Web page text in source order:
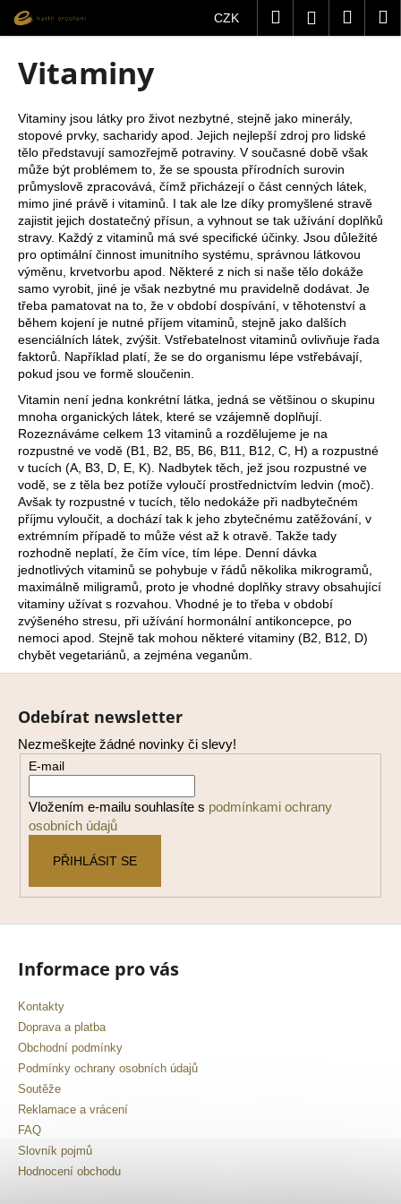
obsah
CZK HledatPřihlášení
Vitaminy
Vitaminy jsou látky pro život nezbytné, stejně jako minerály,
stopové prvky, sacharidy apod. Jejich nejlepší zdroj pro lidské
tělo představují samozřejmě potraviny. V současné době však
může být problémem to, že se spousta přírodních surovin
průmyslově zpracovává, čímž přicházejí o část cenných látek,
mimo jiné právě i vitaminů. I tak ale lze díky promyšlené stravě
zajistit jejich dostatečný přísun, a vyhnout se tak užívání doplňků
stravy. Každý z vitaminů má své specifické účinky. Jsou důležité
pro optimální činnost imunitního systému, správnou látkovou
výměnu, krvetvorbu apod. Některé z nich si naše tělo dokáže
samo vyrobit, jiné je však nezbytné mu pravidelně dodávat. Je
třeba pamatovat na to, že v období dospívání, v těhotenství a
během kojení je nutné příjem vitaminů, stejně jako dalších
esenciálních látek, zvýšit. Vstřebatelnost vitaminů ovlivňuje řada
faktorů. Například platí, že se do organismu lépe vstřebávají,
pokud jsou ve formě sloučenin.
Vitamin není jedna konkrétní látka, jedná se většinou o skupinu
mnoha organických látek, které se vzájemně doplňují.
Rozeznáváme celkem 13 vitaminů a rozdělujeme je na
rozpustné ve vodě (B1, B2, B5, B6, B11, B12, C, H) a rozpustné
v tucích (A, B3, D, E, K). Nadbytek těch, jež jsou rozpustné ve
vodě, se z těla bez potíže vyloučí prostřednictvím ledvin (moč).
Avšak ty rozpustné v tucích, tělo nedokáže při nadbytečném
příjmu vyloučit, a dochází tak k jeho zbytečnému zatěžování, v
extrémním případě to může vést až k otravě. Takže tady
rozhodně neplatí, že čím více, tím lépe. Denní dávka
jednotlivých vitaminů se pohybuje v řádů několika mikrogramů,
maximálně miligramů, proto je vhodné doplňky stravy obsahující
vitaminy užívat s rozvahou. Vhodné je to třeba v období
zvýšeného stresu, při užívání hormonální antikoncepce, po
nemoci apod. Stejně tak mohou některé vitaminy (B2, B12, D)
chybět vegetariánů, a zejména veganům.
o
o
p
o
t
ř
e
b
u
j
e
t
e
n
a
j
í
t
?
HLEDAT
o
p
o
u
m
e
Z
Odebírat newsletter
Nezmeškejte žádné novinky či slevy!
E-mail
Vložením e-mailu souhlasíte s podmínkami ochrany
osobních údajů
PŘIHLÁSIT SE
Informace pro vás
Kontakty
Doprava a platba
Obchodní podmínky
Podmínky ochrany osobních údajů
Soutěže
Reklamace a vrácení
FAQ
Slovník pojmů
Hodnocení obchodu